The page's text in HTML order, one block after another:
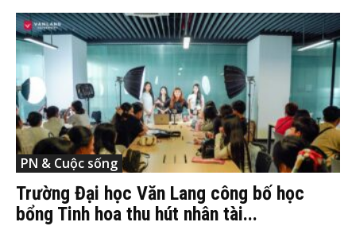
PN & Cuộc sống
Trường Đại học Văn Lang công bố học
bổng Tinh hoa thu hút nhân tài...